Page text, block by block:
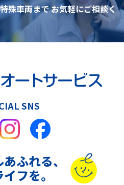
殊車両までお気軽にご相談く
SNS
あふれる、
フを。